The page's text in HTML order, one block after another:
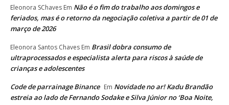
Eleonora SChaves Em Não é o fim do trabalho aos domingos e
feriados, mas é o retorno da negociação coletiva a partir de 01 de
março de 2026
Eleonora Santos Chaves Em Brasil dobra consumo de
ultraprocessados e especialista alerta para riscos à saúde de
crianças e adolescentes
Code de parrainage Binance Em Novidade no ar! Kadu Brandão
estreia ao lado de Fernando Sodake e Silva Júnior no ‘Boa Noite,